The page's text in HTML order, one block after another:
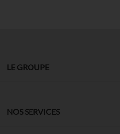
LE GROUPE
NOS SERVICES